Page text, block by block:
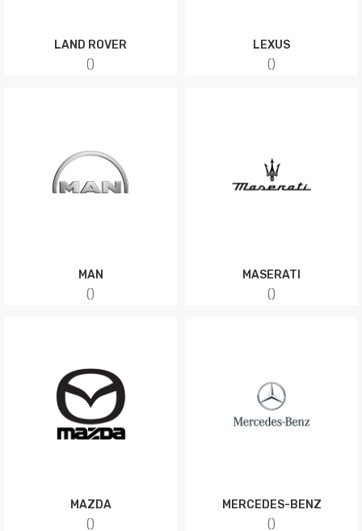
LAND ROVER
()
LEXUS
()
MAN
()
MASERATI
()
MAZDA
()
MERCEDES-BENZ
()